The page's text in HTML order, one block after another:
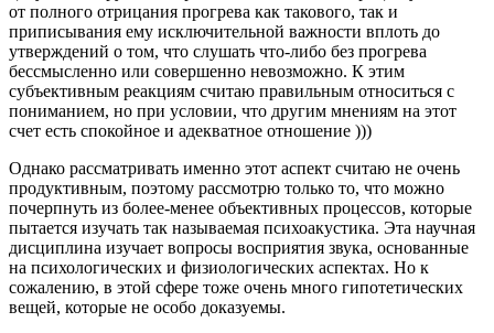
от полного отрицания прогрева как такового, так и
приписывания ему исключительной важности вплоть до
утверждений о том, что слушать что-либо без прогрева
бессмысленно или совершенно невозможно. К этим
субъективным реакциям считаю правильным относиться с
пониманием, но при условии, что другим мнениям на этот
счет есть спокойное и адекватное отношение )))
Однако рассматривать именно этот аспект считаю не очень
продуктивным, поэтому рассмотрю только то, что можно
почерпнуть из более-менее объективных процессов, которые
пытается изучать так называемая психоакустика. Эта научная
дисциплина изучает вопросы восприятия звука, основанные
на психологических и физиологических аспектах. Но к
сожалению, в этой сфере тоже очень много гипотетических
вещей, которые не особо доказуемы.